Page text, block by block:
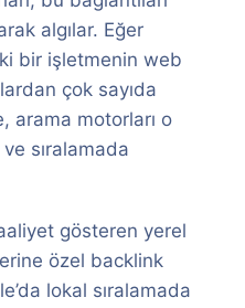
algılar. Eğer
bir işletmenin web
çok sayıda
arama motorları o
sıralamada
gösteren yerel
özel backlink
lokal sıralamada